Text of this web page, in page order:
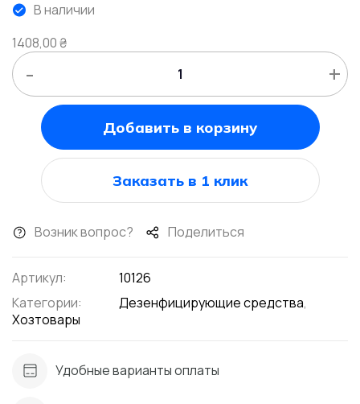
В наличии
1408,00₴
- +
Добавить в корзину
Заказать в 1 клик
Возник вопрос? Поделиться
Артикул:
10126
Категории:
Дезенфицирующие средства,
Хозтовары
Удобные варианты оплаты